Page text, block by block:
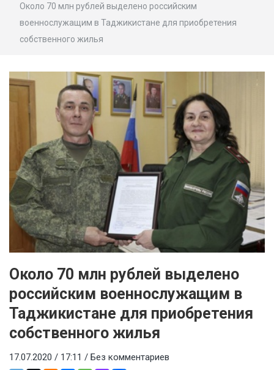
Около 70 млн рублей выделено российским
военнослужащим в Таджикистане для приобретения
собственного жилья
Около 70 млн рублей выделено
российским военнослужащим в
Таджикистане для приобретения
собственного жилья
17.07.2020 / 17:11 / Без комментариев